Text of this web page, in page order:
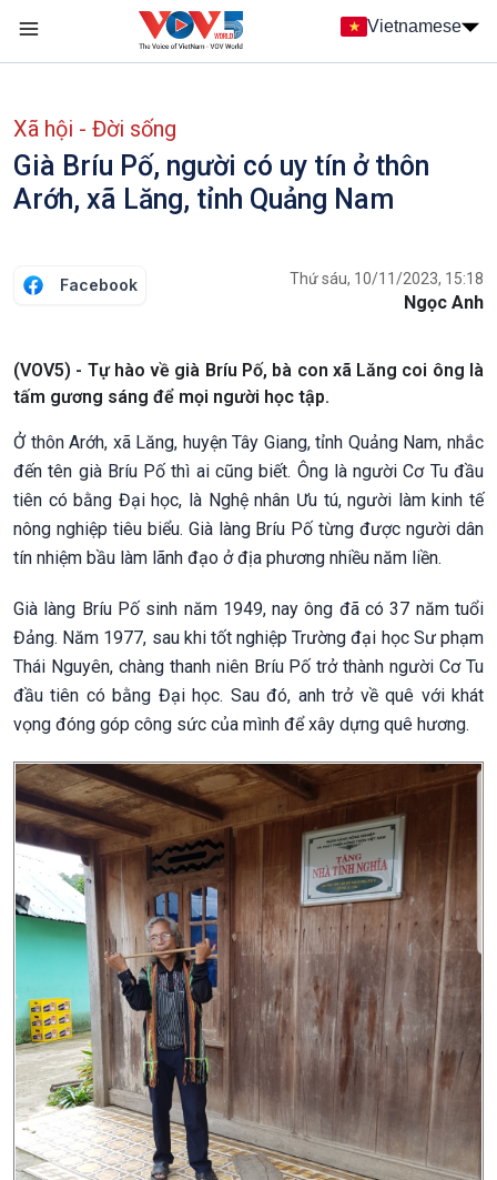
Nhảy đến nội dung
Vietnamese
Xã hội - Đời sống
Già Bríu Pố, người có uy tín ở thôn
Arớh, xã Lăng, tỉnh Quảng Nam
Facebook Thứ sáu, 10/11/2023, 15:18
Ngọc Anh
(VOV5) - Tự hào về già Bríu Pố, bà con xã Lăng coi ông là
tấm gương sáng để mọi người học tập.
Ở thôn Arớh, xã Lăng, huyện Tây Giang, tỉnh Quảng Nam, nhắc
đến tên già Bríu Pố thì ai cũng biết. Ông là người Cơ Tu đầu
tiên có bằng Đại học, là Nghệ nhân Ưu tú, người làm kinh tế
nông nghiệp tiêu biểu. Già làng Bríu Pố từng được người dân
tín nhiệm bầu làm lãnh đạo ở địa phương nhiều năm liền.
Già làng Bríu Pố sinh năm 1949, nay ông đã có 37 năm tuổi
Đảng. Năm 1977, sau khi tốt nghiệp Trường đại học Sư phạm
Thái Nguyên, chàng thanh niên Bríu Pố trở thành người Cơ Tu
đầu tiên có bằng Đại học. Sau đó, anh trở về quê với khát
vọng đóng góp công sức của mình để xây dựng quê hương.